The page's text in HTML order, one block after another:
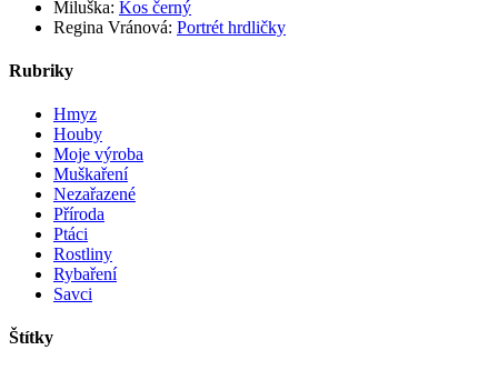
Miluška: Kos černý
Regina Vránová: Portrét hrdličky
Rubriky
Hmyz
Houby
Moje výroba
Muškaření
Nezařazené
Příroda
Ptáci
Rostliny
Rybaření
Savci
Štítky